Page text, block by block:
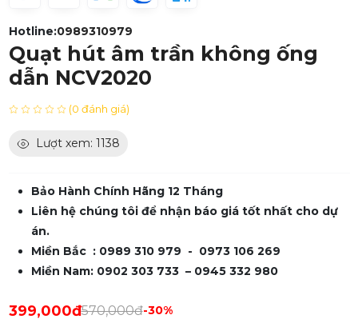
Hotline:0989310979
Quạt hút âm trần không ống
dẫn NCV2020
(0 đánh giá)
Lượt xem: 1138
Bảo Hành Chính Hãng 12 Tháng
Liên hệ chúng tôi để nhận báo giá tốt nhất cho dự
án.
Miền Bắc : 0989 310 979 - 0973 106 269
Miền Nam: 0902 303 733 – 0945 332 980
399,000đ570,000đ-30%